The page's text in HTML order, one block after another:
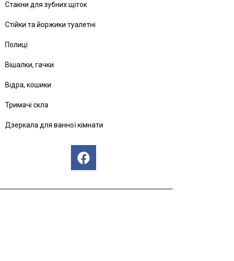
Стакни для зубних щіток
Стійки та йоржики туалетні
Полиці
Вішалки, гачки
Відра, кошики
Тримачі скла
Дзеркала для ванної кімнати